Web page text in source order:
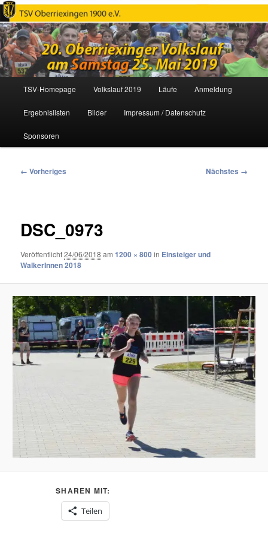
Oberriexinger Volkslauf
Zum
primären
Inhalt
springen
TSV-Homepage Volkslauf 2019 Läufe Anmeldung
Ergebnislisten Bilder Impressum / Datenschutz
Sponsoren
Bilder-
← Vorheriges Nächstes →
DSC_0973
Veröffentlicht24/06/2018 am1200 × 800in Einsteiger und
WalkerInnen 2018
SHAREN MIT:
Teilen